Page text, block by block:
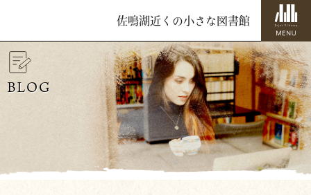
佐鳴湖近くの小さな図書館
BLOG